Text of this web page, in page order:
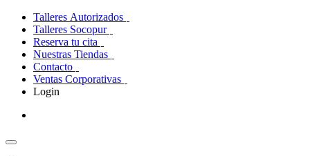
Talleres Autorizados
Talleres Socopur
Reserva tu cita
Nuestras Tiendas
Contacto
Ventas Corporativas
Login